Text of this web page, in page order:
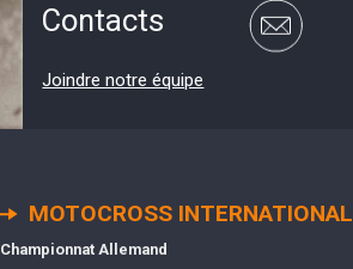
Contacts
Joindre notre équipe
MOTOCROSS INTERNATIONAL
Championnat Allemand